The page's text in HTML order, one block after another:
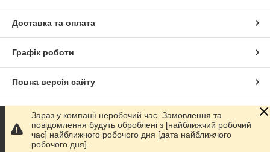
Доставка та оплата
Графік роботи
Повна версія сайту
Сайт створено на маркетплейсі Prom.ua
Політика конфіденційності
Зараз у компанії неробочий час. Замовлення та
повідомлення будуть оброблені з [найближчий робочий
час] найближчого робочого дня [дата найближчого
робочого дня].